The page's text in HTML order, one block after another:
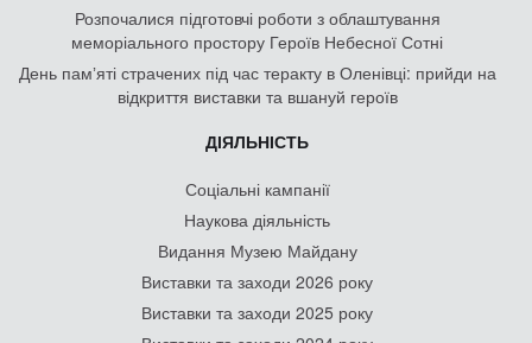
Розпочалися підготовчі роботи з облаштування
меморіального простору Героїв Небесної Сотні
День памʼяті страчених під час теракту в Оленівці: прийди на
відкриття виставки та вшануй героїв
ДІЯЛЬНІСТЬ
Соціальні кампанії
Наукова діяльність
Видання Музею Майдану
Виставки та заходи 2026 року
Виставки та заходи 2025 року